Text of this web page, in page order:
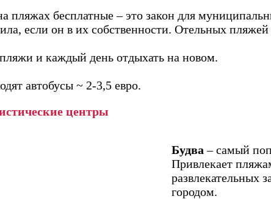
пляжах бесплатные – это закон для
если он в их собственности. Отельных
и каждый день отдыхать на новом.
автобусы ~ 2-3,5 евро.
центры
Будва – самый
Привлекает
развлекательных
городом.